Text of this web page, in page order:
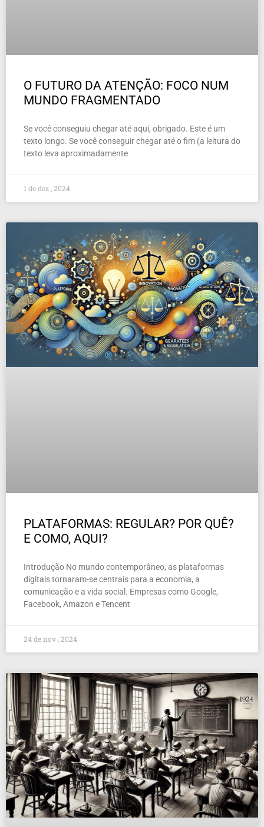
O FUTURO DA ATENÇÃO: FOCO NUM
MUNDO FRAGMENTADO
Se você conseguiu chegar até aqui, obrigado. Este é um
texto longo. Se você conseguir chegar até o fim (a leitura do
texto leva aproximadamente
1 de dez , 2024
PLATAFORMAS: REGULAR? POR QUÊ?
E COMO, AQUI?
Introdução No mundo contemporâneo, as plataformas
digitais tornaram-se centrais para a economia, a
comunicação e a vida social. Empresas como Google,
Facebook, Amazon e Tencent
24 de nov , 2024